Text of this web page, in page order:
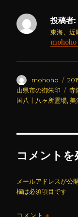
投稿者:
東海、近
mohoho
投
稿
者
mohoho
投
稿
日:
山県市の御朱印
タ
グ
寺
国八十八ヶ所霊場 ,美
コメントを
メールアドレスが公
欄は必須項目です
コメント※